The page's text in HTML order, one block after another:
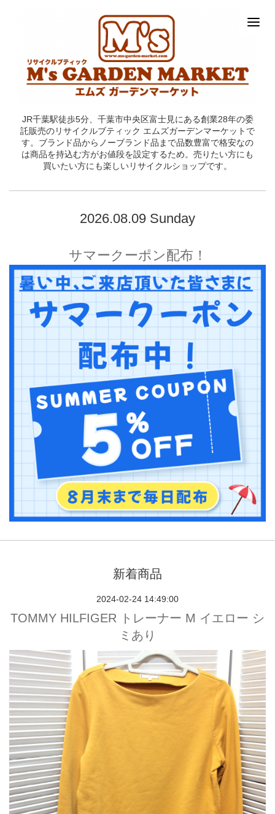
JR千葉駅徒歩5分、千葉市中央区富士見にある創業28年の委
託販売のリサイクルブティック エムズガーデンマーケットで
す。ブランド品からノーブランド品まで品数豊富で格安なの
は商品を持込む方がお値段を設定するため。売りたい方にも
買いたい方にも楽しいリサイクルショップです。
2026.08.09 Sunday
サマークーポン配布！
新着商品
2024-02-24 14:49:00
TOMMY HILFIGER トレーナー M イエロー シ
ミあり